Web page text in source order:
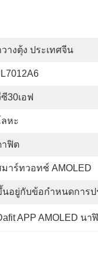
วางตุ้ง ประเทศจีน
30เอฟ
หะ
าฟิต
มาร์ทวอทช์ AMOLED
นอยู่กับข้อกำหนดการป
APP AMOLED น